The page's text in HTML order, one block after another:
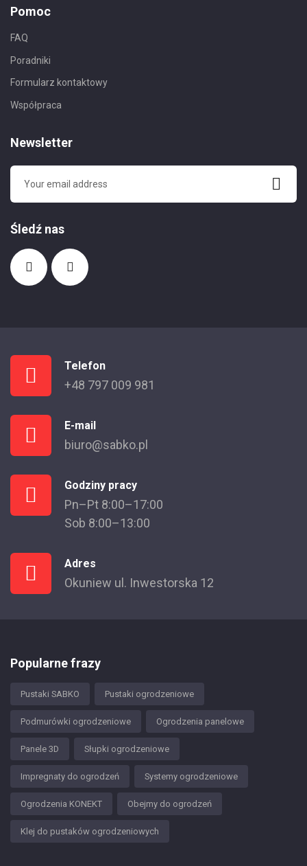
Pomoc
FAQ
Poradniki
Formularz kontaktowy
Współpraca
Newsletter
Śledź nas
Telefon
+48 797 009 981
E-mail
biuro@sabko.pl
Godziny pracy
Pn–Pt 8:00–17:00
Sob 8:00–13:00
Adres
Okuniew ul. Inwestorska 12
Popularne frazy
Pustaki SABKO Pustaki ogrodzeniowe
Podmurówki ogrodzeniowe Ogrodzenia panelowe
Panele 3D Słupki ogrodzeniowe
Impregnaty do ogrodzeń Systemy ogrodzeniowe
Ogrodzenia KONEKT Obejmy do ogrodzeń
Klej do pustaków ogrodzeniowych